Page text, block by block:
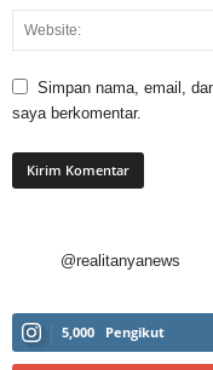
Simpan nama, email,
saya berkomentar.
@realitanyanews
5,000 Pengikut